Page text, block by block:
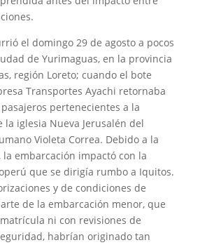
el domingo 29 de agosto a pocos
de Yurimaguas, en la provincia
región Loreto; cuando el bote
Transportes Ayachi retornaba
pertenecientes a la
la iglesia Nueva Jerusalén del
Violeta Correa. Debido a la
embarcación impactó con la
que se dirigía rumbo a Iquitos.
y de condiciones de
de la embarcación menor, que
ni con revisiones de
habrían originado tan